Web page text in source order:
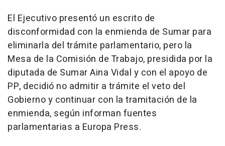
El Ejecutivo presentó un escrito de
disconformidad con la enmienda de Sumar para
eliminarla del trámite parlamentario, pero la
Mesa de la Comisión de Trabajo, presidida por la
diputada de Sumar Aina Vidal y con el apoyo de
PP, decidió no admitir a trámite el veto del
Gobierno y continuar con la tramitación de la
enmienda, según informan fuentes
parlamentarias a Europa Press.